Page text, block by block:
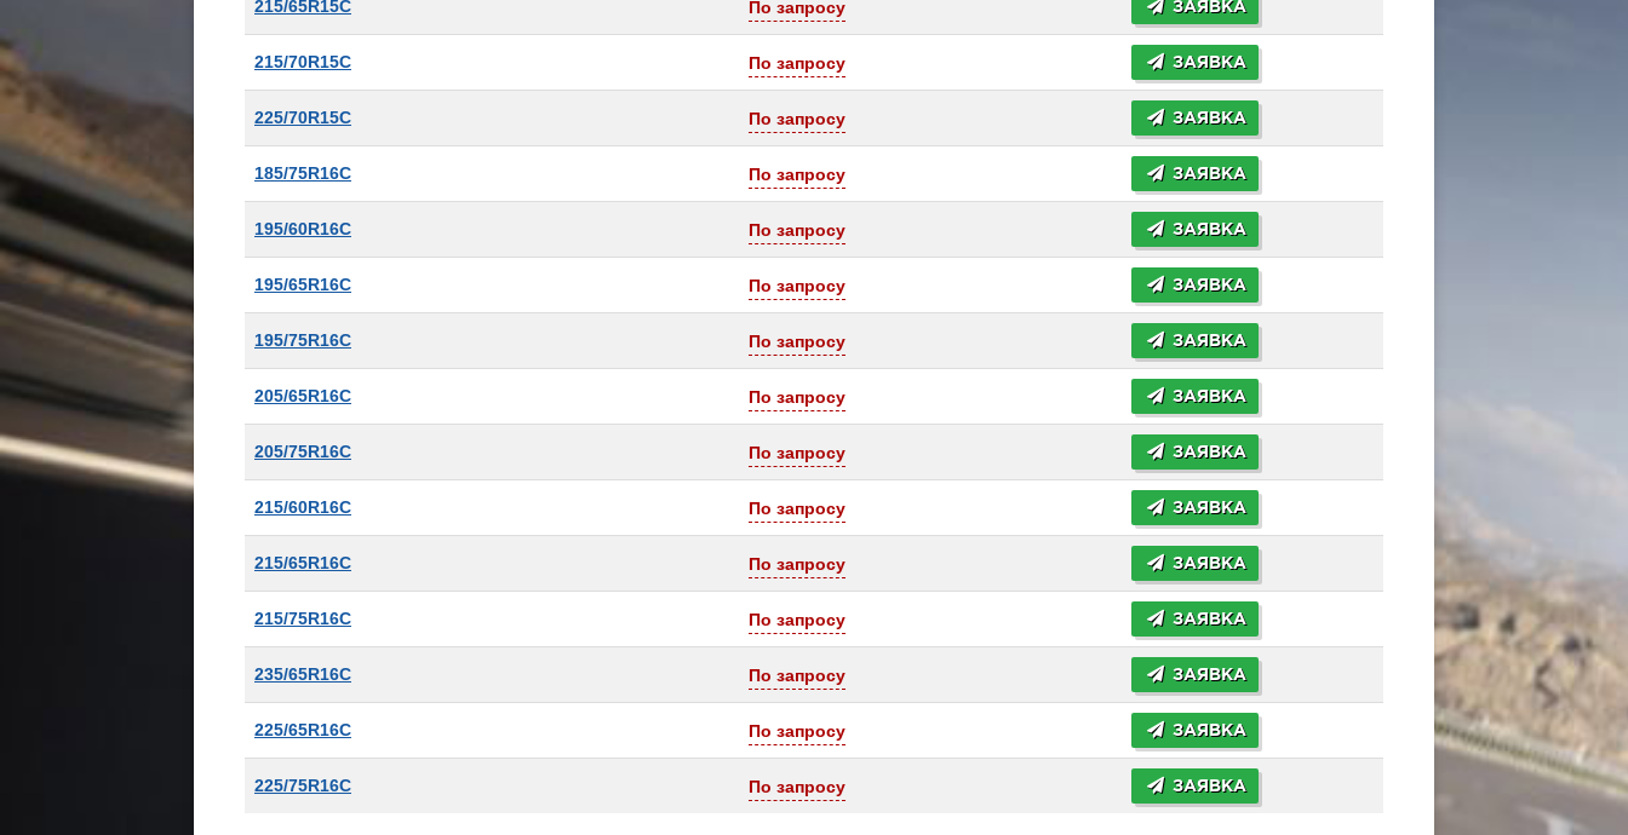
215/65R15C По запросу ЗАЯВКА
215/70R15C По запросу ЗАЯВКА
225/70R15C По запросу ЗАЯВКА
185/75R16C По запросу ЗАЯВКА
195/60R16C По запросу ЗАЯВКА
195/65R16C По запросу ЗАЯВКА
195/75R16C По запросу ЗАЯВКА
205/65R16C По запросу ЗАЯВКА
205/75R16C По запросу ЗАЯВКА
215/60R16C По запросу ЗАЯВКА
215/65R16C По запросу ЗАЯВКА
215/75R16C По запросу ЗАЯВКА
235/65R16C По запросу ЗАЯВКА
225/65R16C По запросу ЗАЯВКА
225/75R16C По запросу ЗАЯВКА